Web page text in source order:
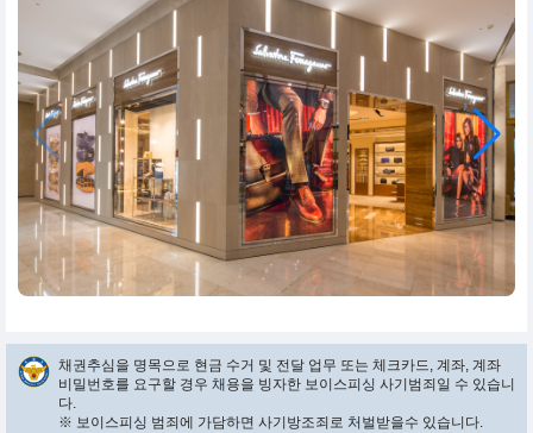
채권추심을 명목으로 현금 수거 및 전달 업무 또는 체크카드, 계좌, 계좌
비밀번호를 요구할 경우 채용을 빙자한 보이스피싱 사기범죄일 수 있습니
다.
※ 보이스피싱 범죄에 가담하면 사기방조죄로 처벌받을수 있습니다.